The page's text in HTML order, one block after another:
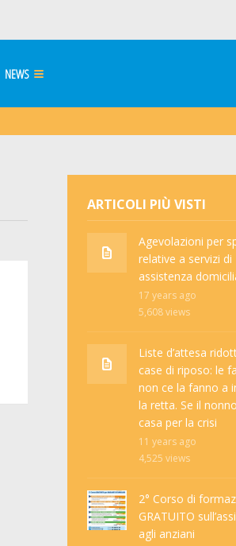
NEWS
ARTICOLI PIÙ VISTI
Agevolazioni per
relative a servizi di
assistenza
17 years ago
5,608views
Liste d’attesa
case di riposo: le
non ce la fanno a
la retta. Se il
casa per la crisi
11 years ago
4,525 views
2° Corso di
GRATUITO
agli anziani